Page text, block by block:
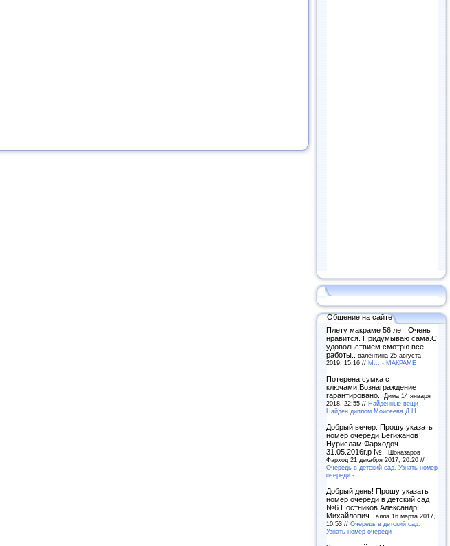
Общение на сайте
Плету макраме 56 лет. Очень
нравится. Придумываю сама.С
удовольствием смотрю все
работы.. валентина 25 августа
2019, 15:16 // М... - МАКРАМЕ
Потерена сумка с
ключами.Вознаграждение
гарантировано..
Дима 14 января
2018, 22:55 // Найденные вещи -
Найден диплом Моисеева Д.Н.
Добрый вечер. Прошу указать
номер очереди Бегижанов
Нурислам Фарходоч.
31.05.2016г.р №.. Шоназаров
Фарход 21 декабря 2017, 20:20 //
Очередь в детский сад. Узнать номер
очереди -
Добрый день! Прошу указать
номер очереди в детский сад
№6 Постников Александр
Михайлович.. алла 16 марта 2017,
10:53 // Очередь в детский сад.
Узнать номер очереди -